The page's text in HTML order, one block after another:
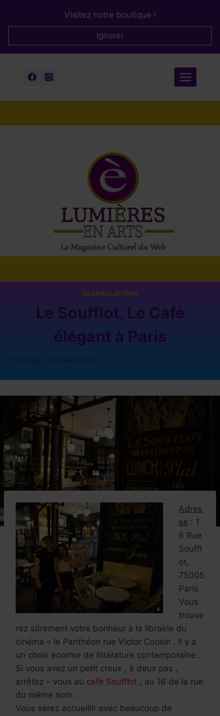
Visitez notre boutique !
Ignorer
DÉAMBULATIONS
élégant à Paris
Par C.KG 23 juillet 2018
Adres
se : 1
6 Rue
Souffl
ot,
75005
Paris
Vous
trouve
rez sûrement votre bonheur à la librairie du
cinéma « le Panthéon rue Victor Cousin . Il y a
un choix énorme de littérature contemporaine .
Si vous avez un petit creux , à deux pas ,
arrêtez – vous au café Soufflot , au 16 de la rue
du même nom .
Vous serez accueillir avec beaucoup de